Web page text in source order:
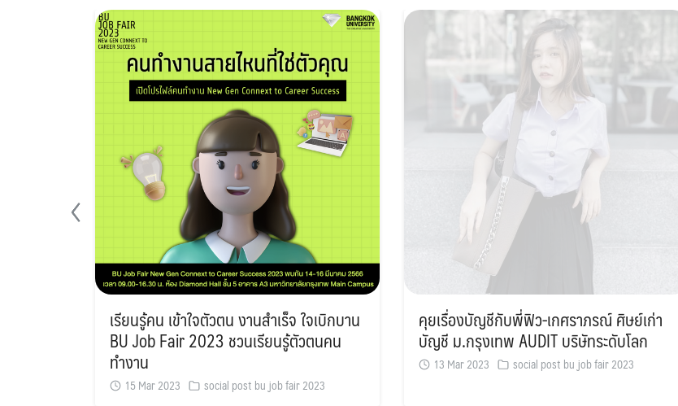
Search
Search
เรียนรู้คน เข้าใจตัวตน งานสำเร็จ ใจเบิกบาน
BU Job Fair 2023 ชวนเรียนรู้ตัวตนคน
ทำงาน
15 Mar 2023 social post bu job fair 2023
คุยเรื่องบัญชีกับพี่ฟิว-เกศราภรณ์ ศิษย์เก่า
บัญชี ม.กรุงเทพ AUDIT บริษัทระดับโลก
13 Mar 2023 social post bu job fair 2023